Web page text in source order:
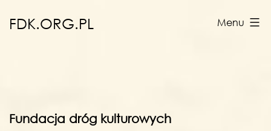
doFDK.ORG.PL Menu
Fundacja dróg kulturowych